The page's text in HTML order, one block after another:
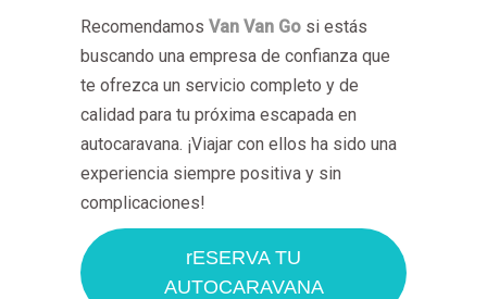
Recomendamos Van Van Go si estás
buscando una empresa de confianza que
te ofrezca un servicio completo y de
calidad para tu próxima escapada en
autocaravana. ¡Viajar con ellos ha sido una
experiencia siempre positiva y sin
complicaciones!
rESERVA TU
AUTOCARAVANA